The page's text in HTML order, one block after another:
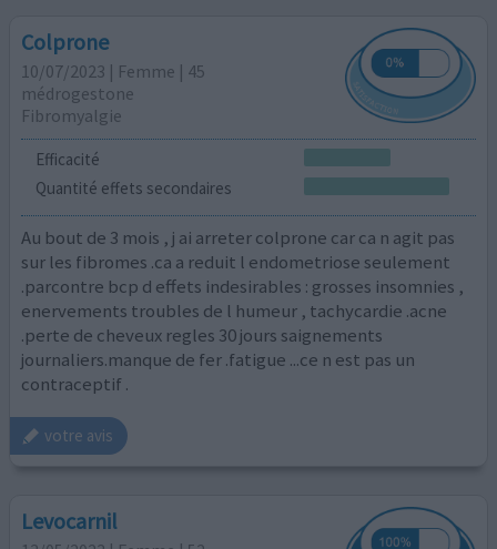
Colprone
10/07/2023 | Femme | 45
médrogestone
Fibromyalgie
Efficacité
Quantité effets secondaires
Au bout de 3 mois , j ai arreter colprone car ca n agit pas
sur les fibromes .ca a reduit l endometriose seulement
.parcontre bcp d effets indesirables : grosses insomnies ,
enervements troubles de l humeur , tachycardie .acne
.perte de cheveux regles 30 jours saignements
journaliers.manque de fer .fatigue ...ce n est pas un
contraceptif .
votre avis
Levocarnil